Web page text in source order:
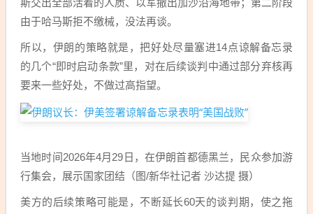
斯交出全部活着的人质、以军撤出加沙沿海地带；第二阶段
由于哈马斯拒不缴械，没法再谈。
所以，伊朗的策略就是，把好处尽量塞进14点谅解备忘录
的几个“即时启动条款”里，对在后续谈判中通过部分弃核再
要来一些好处，不做过高指望。
当地时间2026年4月29日，在伊朗首都德黑兰，民众参加游
行集会，展示国家团结（图/新华社记者 沙达提 摄）
美方的后续策略可能是，不断延长60天的谈判期，使之拖